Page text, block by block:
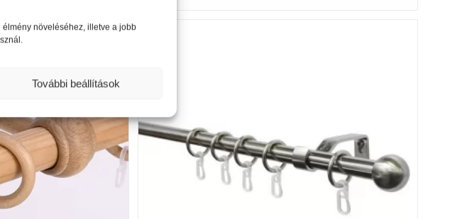
növeléséhez, illetve a jobb
További beállítások